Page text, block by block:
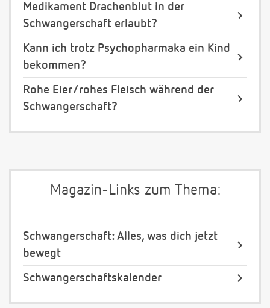
Medikament Drachenblut in der
Schwangerschaft erlaubt?
Kann ich trotz Psychopharmaka ein Kind
bekommen?
Rohe Eier/rohes Fleisch während der
Schwangerschaft?
Magazin-Links zum Thema:
Schwangerschaft: Alles, was dich jetzt
bewegt
Schwangerschaftskalender